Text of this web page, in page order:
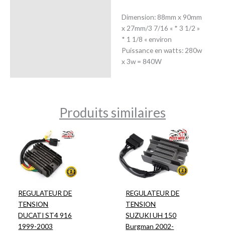
Dimension: 88mm x 90mm
x 27mm/3 7/16 « * 3 1/2 »
* 1 1/8 « environ
Puissance en watts: 280w
x 3w = 840W
Produits similaires
REGULATEUR DE
TENSION
DUCATI ST4 916
1999-2003
REGULATEUR DE
TENSION
SUZUKI UH 150
Burgman 2002-